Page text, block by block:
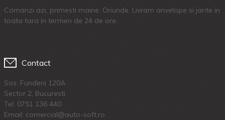
Comanzi azi, primesti maine. Oriunde. Livram anvelope si jante in
toata tara in termen de 24 de ore.
Contact
Sos. Fundeni 120A
Sector 2, Bucuresti
Tel: 0751 136 440
Email: comercial@auto-soft.ro